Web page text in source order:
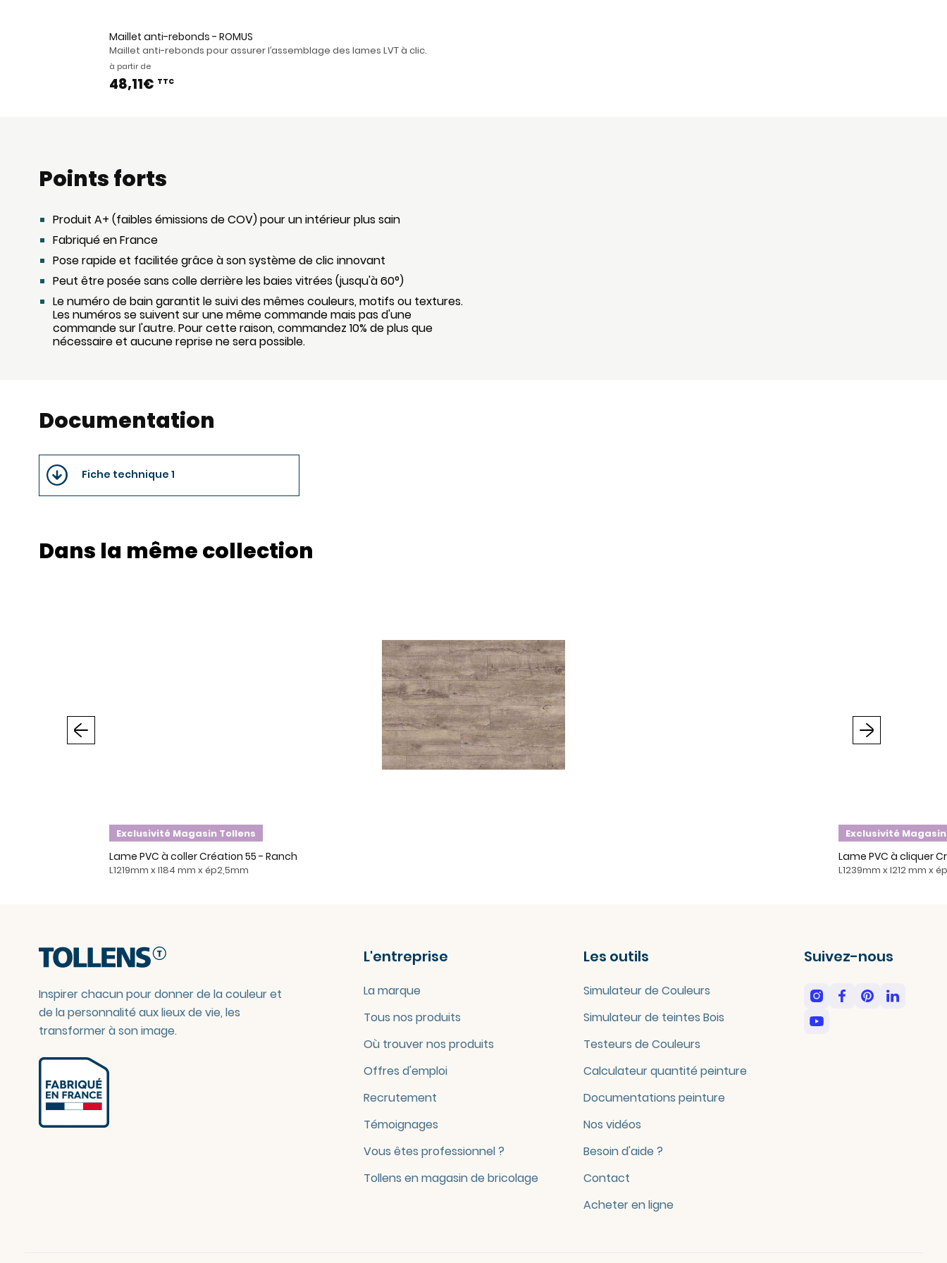
Maillet anti-rebonds - ROMUS
Maillet anti-rebonds pour assurer l’assemblage des lames LVT à clic.
à partir de
48,11€ TTC
Points forts
Produit A+ (faibles émissions de COV) pour un intérieur plus sain
Fabriqué en France
Pose rapide et facilitée grâce à son système de clic innovant
Peut être posée sans colle derrière les baies vitrées (jusqu'à 60°)
Le numéro de bain garantit le suivi des mêmes couleurs, motifs ou textures.
Les numéros se suivent sur une même commande mais pas d'une
commande sur l'autre. Pour cette raison, commandez 10% de plus que
nécessaire et aucune reprise ne sera possible.
Documentation
Fiche technique 1
Dans la même collection
Exclusivité Magasin Tollens
Lame PVC à coller Création 55 - Ranch
L1219mm x l184 mm x ép2,5mm
Exclusivité
Lame PVC à cliquer
L1239mm x l212 mm x
Inspirer chacun pour donner de la couleur et
de la personnalité aux lieux de vie, les
transformer à son image.
L'entreprise
La marque
Tous nos produits
Où trouver nos produits
Offres d'emploi
Recrutement
Témoignages
Vous êtes professionnel ?
Tollens en magasin de bricolage
Les outils
Simulateur de Couleurs
Simulateur de teintes Bois
Testeurs de Couleurs
Calculateur quantité peinture
Documentations peinture
Nos vidéos
Besoin d'aide ?
Contact
Acheter en ligne
Suivez-nous